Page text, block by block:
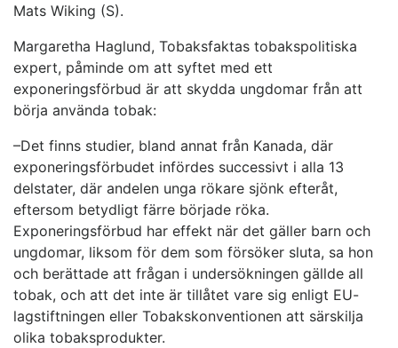
Mats Wiking (S).
Margaretha Haglund, Tobaksfaktas tobakspolitiska
expert, påminde om att syftet med ett
exponeringsförbud är att skydda ungdomar från att
börja använda tobak:
–Det finns studier, bland annat från Kanada, där
exponeringsförbudet infördes successivt i alla 13
delstater, där andelen unga rökare sjönk efteråt,
eftersom betydligt färre började röka.
Exponeringsförbud har effekt när det gäller barn och
ungdomar, liksom för dem som försöker sluta, sa hon
och berättade att frågan i undersökningen gällde all
tobak, och att det inte är tillåtet vare sig enligt EU-
lagstiftningen eller Tobakskonventionen att särskilja
olika tobaksprodukter.